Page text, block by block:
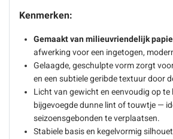
Kenmerken:
Gemaakt van milieuvriendelijk
afwerking voor een ingetogen,
Gelaagde, geschulpte vorm zorgt
en een subtiele geribde textuur door
Licht van gewicht en eenvoudig op te
bijgevoegde dunne lint of touwtje —
seizoensgebonden te verplaatsen.
Stabiele basis en kegelvormig